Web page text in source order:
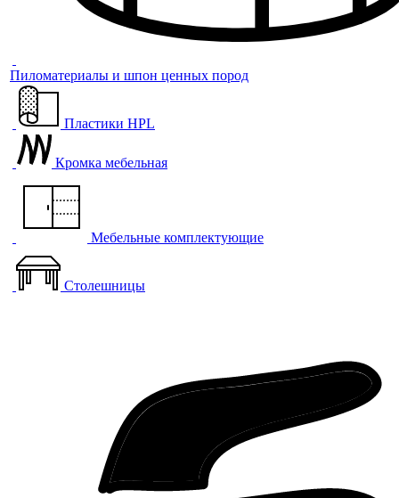
Пиломатериалы и шпон ценных пород
Пластики HPL
Кромка мебельная
Мебельные комплектующие
Столешницы